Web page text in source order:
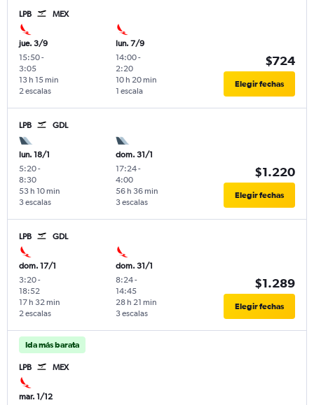
LPB MEX
jue. 3/9
15:50-
3:05
2 escalas
13 h 15 min
lun. 7/9
14:00-
2:20
1 escala
10 h 20 min
$724
Elegir fechas
LPB GDL
lun. 18/1
5:20-
8:30
3 escalas
53 h 10 min
dom. 31/1
17:24-
4:00
3 escalas
56 h 36 min
$1.220
Elegir fechas
LPB GDL
dom. 17/1
3:20-
18:52
2 escalas
17 h 32 min
dom. 31/1
8:24-
14:45
3 escalas
28 h 21 min
$1.289
Elegir fechas
Ida más barata
LPB MEX
mar. 1/12